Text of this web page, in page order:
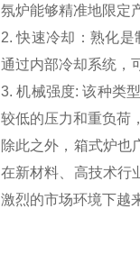
氛炉能够精准地限定
2. 快速冷却：熟化
通过内部冷却系统，
3. 机械强度: 该种类
较低的压力和重负荷
除此之外，箱式炉也
在新材料、高技术行
激烈的市场环境下越